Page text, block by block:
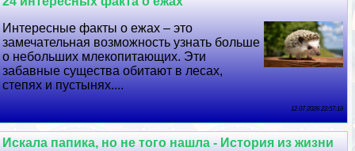
Интересные факты о ежах – это
замечательная возможность узнать больше
о небольших млекопитающих. Эти
забавные существа обитают в лесах,
степях и пустынях....
12 07 2026 22:57:16
Искала папика, но не того нашла - История из жизни